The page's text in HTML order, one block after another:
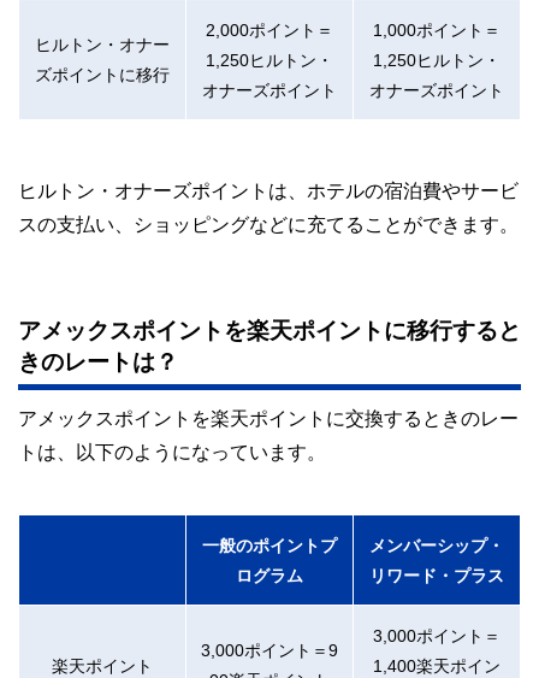
ヒルトン・オナー
ズポイントに移行
2,000ポイント＝
1,250ヒルトン・
オナーズポイント
1,000ポイント＝
1,250ヒルトン・
オナーズポイント
ヒルトン・オナーズポイントは、ホテルの宿泊費やサービ
スの支払い、ショッピングなどに充てることができます。
アメックスポイントを楽天ポイントに移行すると
きのレートは？
アメックスポイントを楽天ポイントに交換するときのレー
トは、以下のようになっています。
一般のポイントプ
ログラム
メンバーシップ・
リワード・プラス
楽天ポイント
3,000ポイント＝9
3,000ポイント＝
1,400楽天ポイン